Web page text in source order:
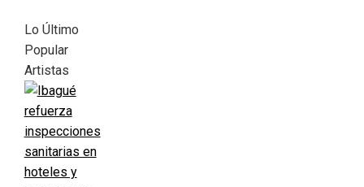
Lo Último
Popular
Artistas